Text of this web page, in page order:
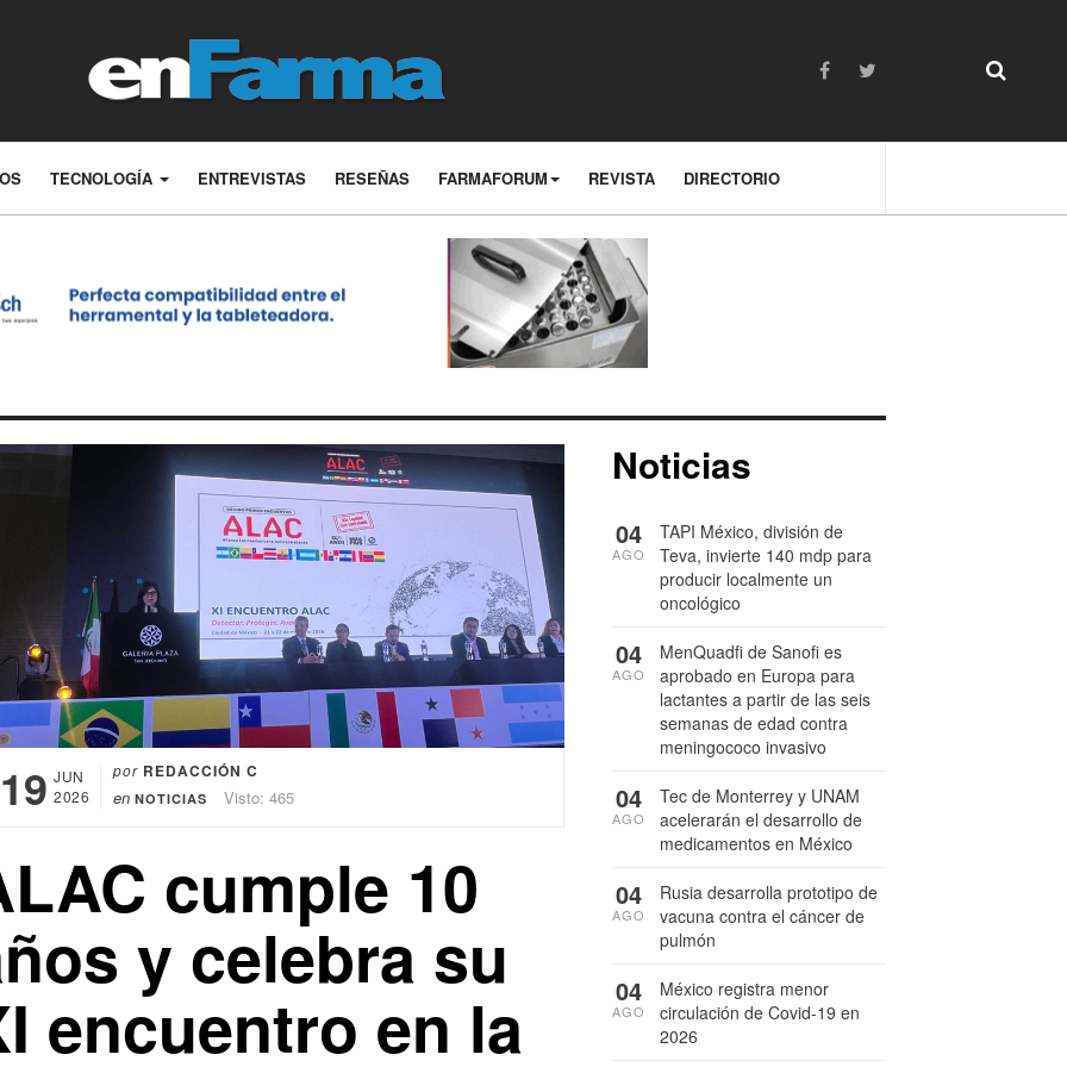
TECNOLOGÍA ENTREVISTAS RESEÑAS FARMAFORUM REVISTA DIRECTORIO
19 JUN
2026
por REDACCIÓN C
en NOTICIAS Visto: 465
cumple 10
y celebra su
encuentro en la
Noticias
TAPI México, división de
Teva, invierte 140 mdp para
producir localmente un
oncológico
04
AGO
MenQuadfi de Sanofi es
aprobado en Europa para
lactantes a partir de las seis
semanas de edad contra
meningococo invasivo
04
AGO
Tec de Monterrey y UNAM
acelerarán el desarrollo de
medicamentos en México
04
AGO
Rusia desarrolla prototipo de
vacuna contra el cáncer de
pulmón
04
AGO
México registra menor
circulación de Covid-19 en
2026
04
AGO